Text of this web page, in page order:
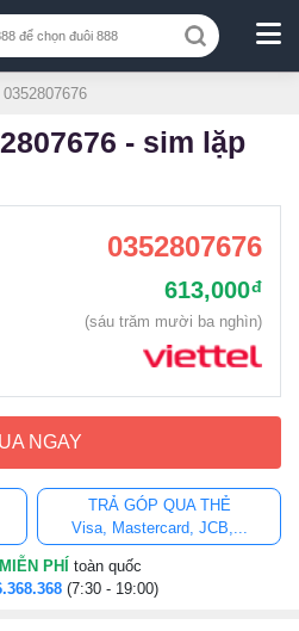
0352807676
613,000đ
(sáu trăm mười ba nghìn)
NGAY
TRẢ GÓP QUA THẺ
Visa, Mastercard, JCB,...
MIỄN PHÍ toàn quốc
(7:30 - 19:00)